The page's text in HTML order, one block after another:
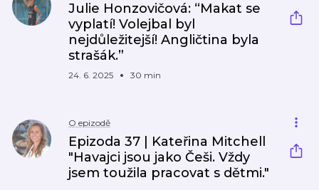
Julie Honzovičová: “Makat se
vyplatí! Volejbal byl
nejdůležitejší! Angličtina byla
strašák.”
24. 6. 2025 30 min
O epizodě
Epizoda 37 | Kateřina Mitchell
"Havajci jsou jako Češi. Vždy
jsem toužila pracovat s dětmi."